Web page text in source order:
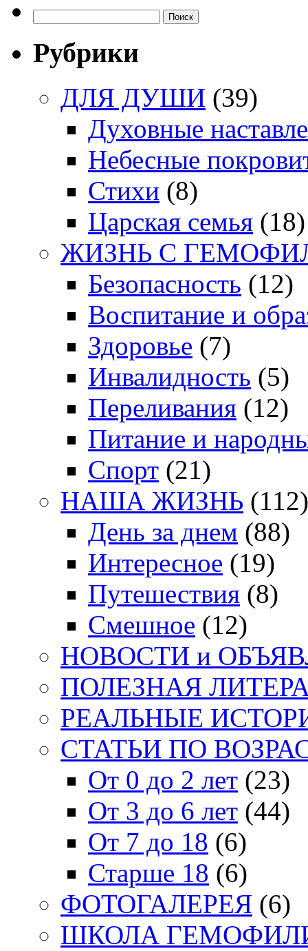
Рубрики
ДЛЯ ДУШИ (39)
Духовные
Небесные
Стихи (8)
Царская семья (18)
ЖИЗНЬ С
Безопасность (12)
Воспитание и
Здоровье (7)
Инвалидность (5)
Переливания (12)
Питание и
Спорт (21)
НАША ЖИЗНЬ (112)
День за днем (88)
Интересное (19)
Путешествия (8)
Смешное (12)
НОВОСТИ и
ПОЛЕЗНАЯ
РЕАЛЬНЫЕ
СТАТЬИ ПО
От 0 до 2 лет (23)
От 3 до 6 лет (44)
От 7 до 18 (6)
Старше 18 (6)
ФОТОГАЛЕРЕЯ (6)
ШКОЛА